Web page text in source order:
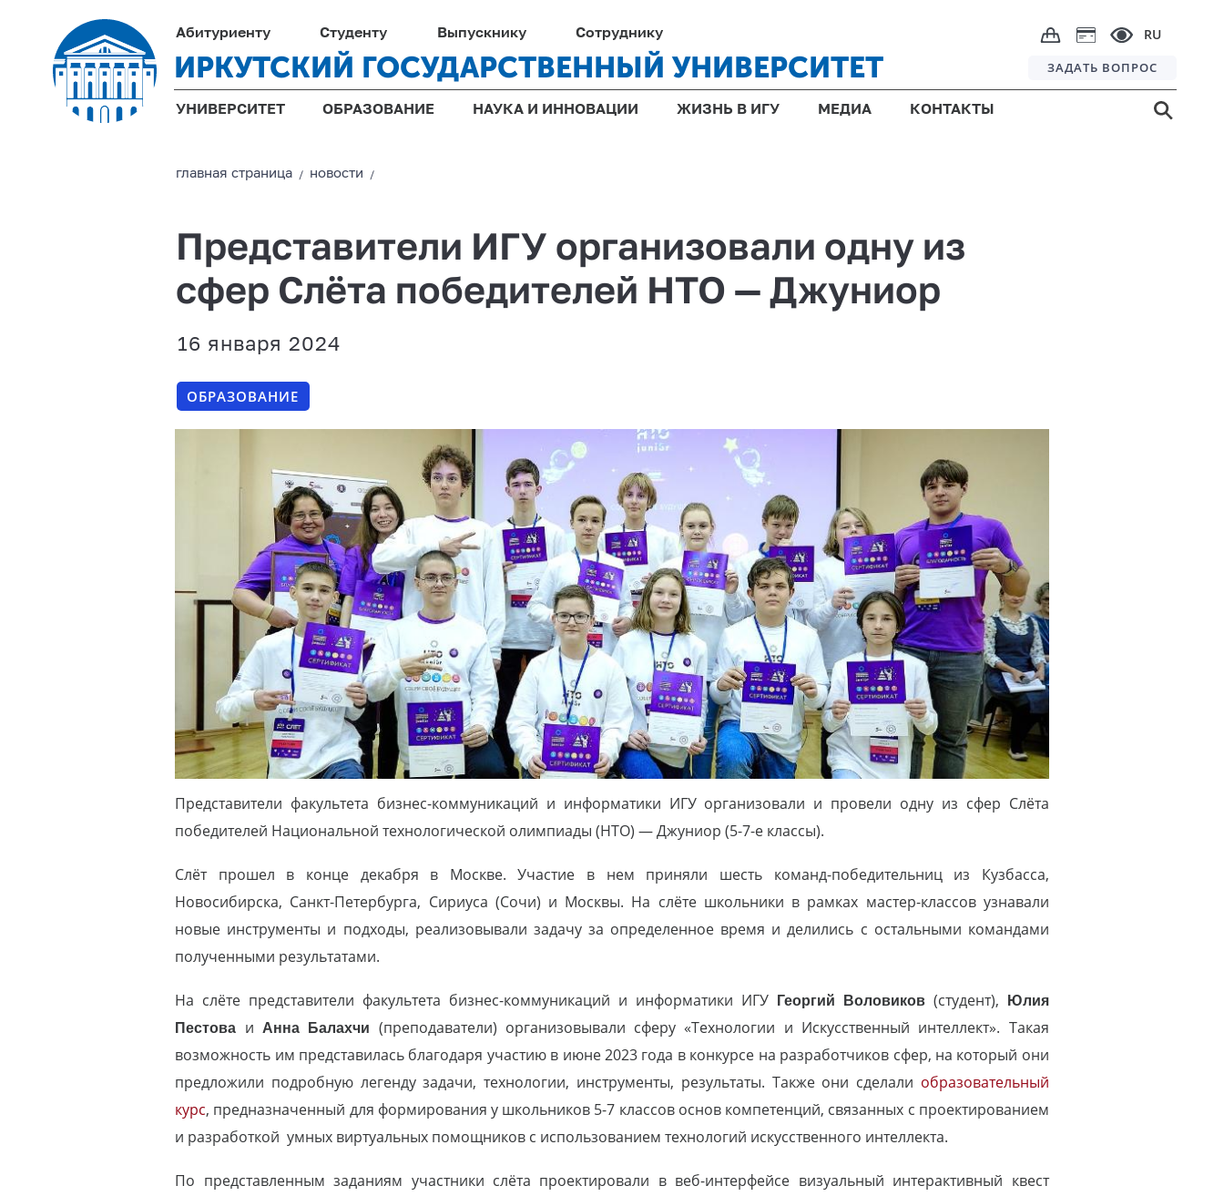
Абитуриенту Студенту Выпускнику Сотруднику RU
ИРКУТСКИЙ ГОСУДАРСТВЕННЫЙ УНИВЕРСИТЕТ ЗАДАТЬ ВОПРОС
УНИВЕРСИТЕТ ОБРАЗОВАНИЕ НАУКА И ИННОВАЦИИ ЖИЗНЬ В ИГУ МЕДИА КОНТАКТЫ
главная страницa / новости /
Представители ИГУ организовали одну из
сфер Слёта победителей НТО — Джуниор
16 января 2024
ОБРАЗОВАНИЕ
Представители факультета бизнес-коммуникаций и информатики ИГУ организовали и провели одну из сфер Слёта
победителей Национальной технологической олимпиады (НТО) — Джуниор (5-7-е классы).
Слёт прошел в конце декабря в Москве. Участие в нем приняли шесть команд-победительниц из Кузбасса,
Новосибирска, Санкт-Петербурга, Сириуса (Сочи) и Москвы. На слёте школьники в рамках мастер-классов узнавали
новые инструменты и подходы, реализовывали задачу за определенное время и делились с остальными командами
полученными результатами.
На слёте представители факультета бизнес-коммуникаций и информатики ИГУ Георгий Воловиков(студент), Юлия
Пестова и Анна Балахчи (преподаватели) организовывали сферу «Технологии и Искусственный интеллект». Такая
возможность им представилась благодаря участию в июне 2023 года в конкурсе на разработчиков сфер, на который они
предложили подробную легенду задачи, технологии, инструменты, результаты. Также они сделали образовательный
курс, предназначенный для формирования у школьников 5-7 классов основ компетенций, связанных с проектированием
и разработкой умных виртуальных помощников с использованием технологий искусственного интеллекта.
По представленным заданиям участники слёта проектировали в веб-интерфейсе визуальный интерактивный квест